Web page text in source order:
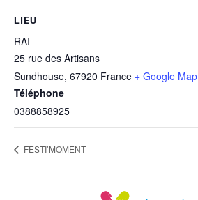
LIEU
RAI
25 rue des Artisans
Sundhouse, 67920 France + Google Map
Téléphone
0388858925
FESTI’MOMENT